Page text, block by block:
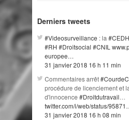
Derniers tweets
#Videosurveillance : la #CEDH
#RH #Droitsocial #CNIL
europee…
31 janvier 2018 16 h 11 min
Commentaires arrêt
procédure de licenciement et
d'innocence #Droitdutravail
twitter.com/i/web/status/
31 janvier 2018 16 h 08 min